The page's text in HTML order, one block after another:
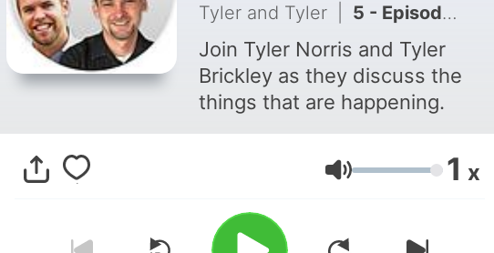
Tyler and Tyler 5 - Episode 5: "Plot holes, your mom's a 400 year old shark, and hemorrhoids"
Join Tyler Norris and Tyler
Brickley as they discuss the
things that are happening.
Volume 1 x